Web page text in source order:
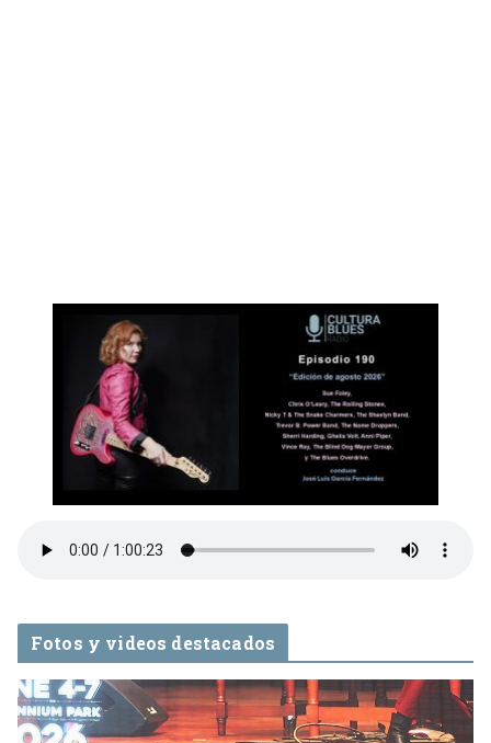
Fotos y videos destacados